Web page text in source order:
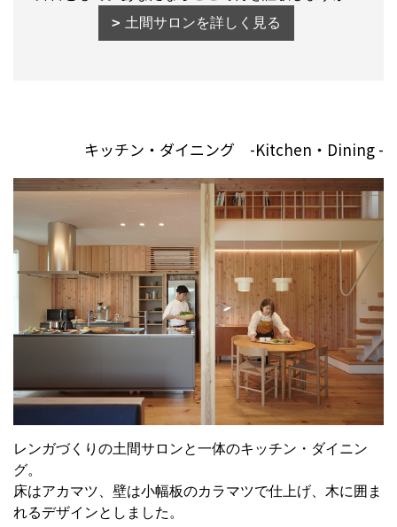
土間サロンを詳しく見る
キッチン・ダイニング -Kitchen・Dining -
レンガづくりの土間サロンと一体のキッチン・ダイニン
グ。
床はアカマツ、壁は小幅板のカラマツで仕上げ、木に囲ま
れるデザインとしました。